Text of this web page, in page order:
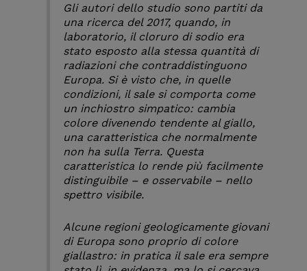
Gli autori dello studio sono partiti da
una ricerca del 2017, quando, in
laboratorio, il cloruro di sodio era
stato esposto alla stessa quantità di
radiazioni che contraddistinguono
Europa. Si è visto che, in quelle
condizioni, il sale si comporta come
un inchiostro simpatico: cambia
colore divenendo tendente al giallo,
una caratteristica che normalmente
non ha sulla Terra. Questa
caratteristica lo rende più facilmente
distinguibile – e osservabile – nello
spettro visibile.
Alcune regioni geologicamente giovani
di Europa sono proprio di colore
giallastro: in pratica il sale era sempre